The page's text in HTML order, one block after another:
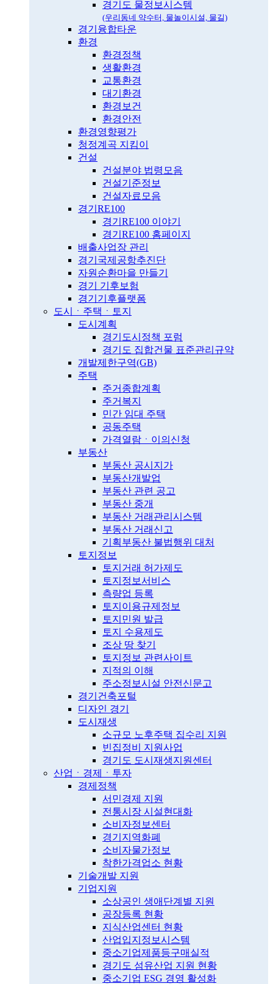
경기도 물정보시스템
(우리동네 약수터, 물놀이시설, 물길)
경기융합타운
환경
환경정책
생활환경
교통환경
대기환경
환경보건
환경안전
환경영향평가
청정계곡 지킴이
건설
건설분야 법령모음
건설기준정보
건설자료모음
경기RE100
경기RE100 이야기
경기RE100 홈페이지
배출사업장 관리
경기국제공항추진단
자원순환마을 만들기
경기 기후보험
경기기후플랫폼
도시ㆍ주택ㆍ토지
도시계획
경기도시정책 포럼
경기도 집합건물 표준관리규약
개발제한구역(GB)
주택
주거종합계획
주거복지
민간 임대 주택
공동주택
가격열람ㆍ이의신청
부동산
부동산 공시지가
부동산개발업
부동산 관련 공고
부동산 중개
부동산 거래관리시스템
부동산 거래신고
기획부동산 불법행위 대처
토지정보
토지거래 허가제도
토지정보서비스
측량업 등록
토지이용규제정보
토지민원 발급
토지 수용제도
조상 땅 찾기
토지정보 관련사이트
지적의 이해
주소정보시설 안전신문고
경기건축포털
디자인 경기
도시재생
소규모 노후주택 집수리 지원
빈집정비 지원사업
경기도 도시재생지원센터
산업ㆍ경제ㆍ투자
경제정책
서민경제 지원
전통시장 시설현대화
소비자정보센터
경기지역화폐
소비자물가정보
착한가격업소 현황
기술개발 지원
기업지원
소상공인 생애단계별 지원
공장등록 현황
지식산업센터 현황
산업입지정보시스템
중소기업제품등구매실적
경기도 섬유산업 지원 현황
중소기업 ESG 경영 활성화